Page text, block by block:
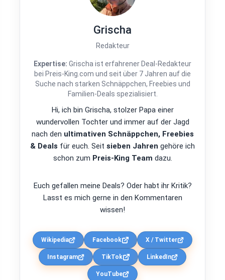
Grischa
Redakteur
Expertise: Grischa ist erfahrener Deal-Redakteur
bei Preis-King.com und seit über 7 Jahren auf die
Suche nach starken Schnäppchen, Freebies und
Familien-Deals spezialisiert.
Hi, ich bin Grischa, stolzer Papa einer
wundervollen Tochter und immer auf der Jagd
nach den ultimativen Schnäppchen, Freebies
& Deals für euch. Seit sieben Jahren gehöre ich
schon zum Preis-King Team dazu.
Euch gefallen meine Deals? Oder habt ihr Kritik?
Lasst es mich gerne in den Kommentaren
wissen!
Wikipedia Facebook X / Twitter
Instagram TikTok LinkedIn
YouTube